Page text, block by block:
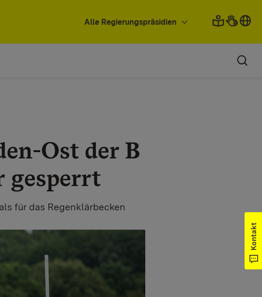
Alle Regierungspräsidien
Ost der B
gesperrt
für das Regenklärbecken
Kontakt